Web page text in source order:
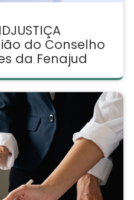
do Conselho
da Fenajud